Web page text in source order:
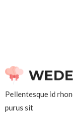
Pellentesque id
purus sit